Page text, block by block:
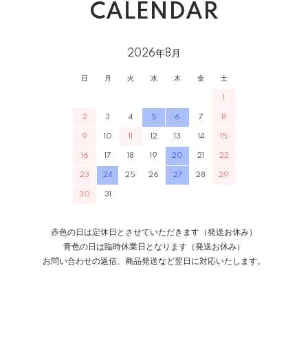
CALENDAR
2026年8月
日 月 火 水 木 金 土
1
2 3 4 5 6 7 8
9 10 11 12 13 14 15
16 17 18 19 20 21 22
23 24 25 26 27 28 29
30 31
赤色の日は定休日とさせていただきます（発送お休み）
青色の日は臨時休業日となります（発送お休み）
お問い合わせの返信、商品発送など翌日に対応いたします。